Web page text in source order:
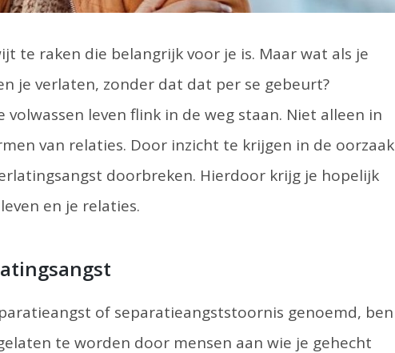
te raken die belangrijk voor je is. Maar wat als je
je verlaten, zonder dat dat per se gebeurt?
leven flink in de weg staan. Niet alleen in
van relaties. Door inzicht te krijgen in de oorzaak
doorbreken. Hierdoor krijg je hopelijk
en je relaties.
of separatieangststoornis genoemd, ben
te worden door mensen aan wie je gehecht